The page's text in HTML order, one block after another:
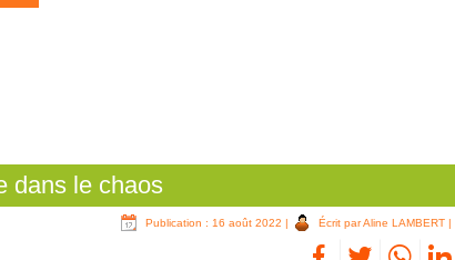
dans le chaos
Publication : 16 août 2022 | Écrit par Aline LAMBERT |